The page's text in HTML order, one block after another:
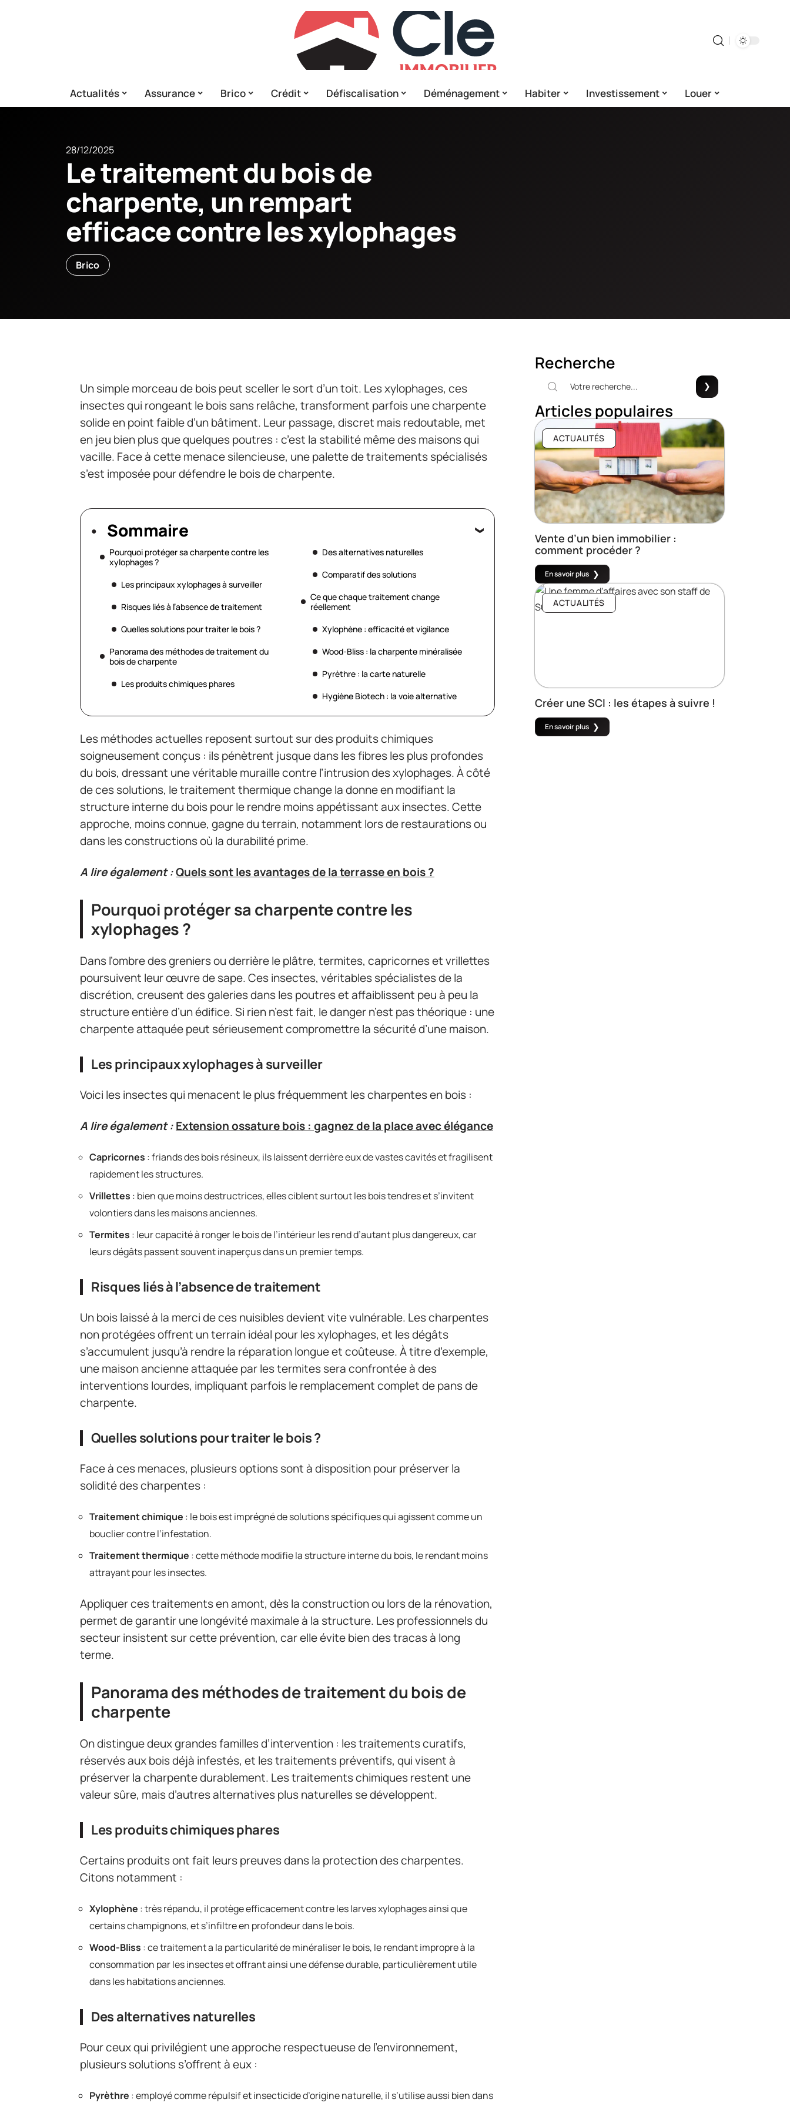
Actualités Assurance Brico Crédit Défiscalisation Déménagement Habiter Investissement Louer
28/12/2025
Le traitement du bois de
charpente, un rempart
efficace contre les xylophages
Brico
Un simple morceau de bois peut sceller le sort d’un toit. Les xylophages, ces
insectes qui rongeant le bois sans relâche, transforment parfois une charpente
solide en point faible d’un bâtiment. Leur passage, discret mais redoutable, met
en jeu bien plus que quelques poutres : c’est la stabilité même des maisons qui
vacille. Face à cette menace silencieuse, une palette de traitements spécialisés
s’est imposée pour défendre le bois de charpente.
Sommaire
Pourquoi protéger sa charpente contre les
xylophages ?
Les principaux xylophages à surveiller
Risques liés à l’absence de traitement
Quelles solutions pour traiter le bois ?
Panorama des méthodes de traitement du
bois de charpente
Les produits chimiques phares
Des alternatives naturelles
Comparatif des solutions
Ce que chaque traitement change
réellement
Xylophène : efficacité et vigilance
Wood-Bliss : la charpente minéralisée
Pyrèthre : la carte naturelle
Hygiène Biotech : la voie alternative
Les méthodes actuelles reposent surtout sur des produits chimiques
soigneusement conçus : ils pénètrent jusque dans les fibres les plus profondes
du bois, dressant une véritable muraille contre l’intrusion des xylophages. À côté
de ces solutions, le traitement thermique change la donne en modifiant la
structure interne du bois pour le rendre moins appétissant aux insectes. Cette
approche, moins connue, gagne du terrain, notamment lors de restaurations ou
dans les constructions où la durabilité prime.
A lire également :Quels sont les avantages de la terrasse en bois ?
Pourquoi protéger sa charpente contre les
xylophages ?
Dans l’ombre des greniers ou derrière le plâtre, termites, capricornes et vrillettes
poursuivent leur œuvre de sape. Ces insectes, véritables spécialistes de la
discrétion, creusent des galeries dans les poutres et affaiblissent peu à peu la
structure entière d’un édifice. Si rien n’est fait, le danger n’est pas théorique : une
charpente attaquée peut sérieusement compromettre la sécurité d’une maison.
Les principaux xylophages à surveiller
Voici les insectes qui menacent le plus fréquemment les charpentes en bois :
A lire également :Extension ossature bois : gagnez de la place avec élégance
Capricornes : friands des bois résineux, ils laissent derrière eux de vastes cavités et fragilisent
rapidement les structures.
Vrillettes : bien que moins destructrices, elles ciblent surtout les bois tendres et s’invitent
volontiers dans les maisons anciennes.
Termites : leur capacité à ronger le bois de l’intérieur les rend d’autant plus dangereux, car
leurs dégâts passent souvent inaperçus dans un premier temps.
Risques liés à l’absence de traitement
Un bois laissé à la merci de ces nuisibles devient vite vulnérable. Les charpentes
non protégées offrent un terrain idéal pour les xylophages, et les dégâts
s’accumulent jusqu’à rendre la réparation longue et coûteuse. À titre d’exemple,
une maison ancienne attaquée par les termites sera confrontée à des
interventions lourdes, impliquant parfois le remplacement complet de pans de
charpente.
Quelles solutions pour traiter le bois ?
Face à ces menaces, plusieurs options sont à disposition pour préserver la
solidité des charpentes :
Traitement chimique : le bois est imprégné de solutions spécifiques qui agissent comme un
bouclier contre l’infestation.
Traitement thermique : cette méthode modifie la structure interne du bois, le rendant moins
attrayant pour les insectes.
Appliquer ces traitements en amont, dès la construction ou lors de la rénovation,
permet de garantir une longévité maximale à la structure. Les professionnels du
secteur insistent sur cette prévention, car elle évite bien des tracas à long
terme.
Panorama des méthodes de traitement du bois de
charpente
On distingue deux grandes familles d’intervention : les traitements curatifs,
réservés aux bois déjà infestés, et les traitements préventifs, qui visent à
préserver la charpente durablement. Les traitements chimiques restent une
valeur sûre, mais d’autres alternatives plus naturelles se développent.
Les produits chimiques phares
Certains produits ont fait leurs preuves dans la protection des charpentes.
Citons notamment :
Xylophène : très répandu, il protège efficacement contre les larves xylophages ainsi que
certains champignons, et s’infiltre en profondeur dans le bois.
Wood-Bliss : ce traitement a la particularité de minéraliser le bois, le rendant impropre à la
consommation par les insectes et offrant ainsi une défense durable, particulièrement utile
dans les habitations anciennes.
Des alternatives naturelles
Pour ceux qui privilégient une approche respectueuse de l’environnement,
plusieurs solutions s’offrent à eux :
Pyrèthre : employé comme répulsif et insecticide d’origine naturelle, il s’utilise aussi bien dans
Recherche
Articles populaires
ACTUALITÉS
Vente d’un bien immobilier :
comment procéder ?
En savoir plus
ACTUALITÉS
Créer une SCI : les étapes à suivre !
En savoir plus